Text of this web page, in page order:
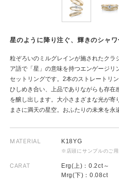
星のように降り注ぐ、輝きのシャワ
粒ぞろいのミルグレインが施されたクラ
ア語で「星」の意味を持つエンゲージリ
セットリングです。2本のストレートリ
ひしめき合い、上品でありながらも存在
を醸し出します。大小さまざまな光が寄
まさに満天の星空。おふたりの未来を永
MATERIAL K18YG
※店頭にサンプルのご用
CARAT
Erg(上)：0.2ct～
Mrg(下)：0.08ct